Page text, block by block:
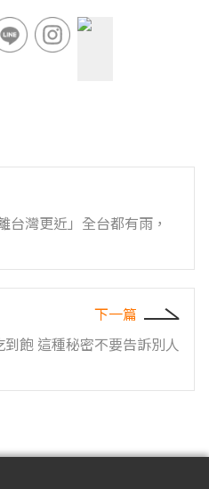
台灣更近」全台都有雨，
下一篇
飽 這種秘密不要告訴別人